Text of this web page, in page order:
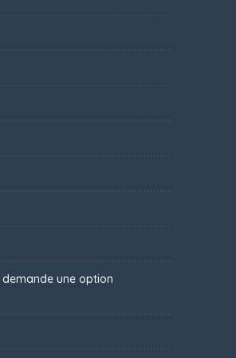
une option